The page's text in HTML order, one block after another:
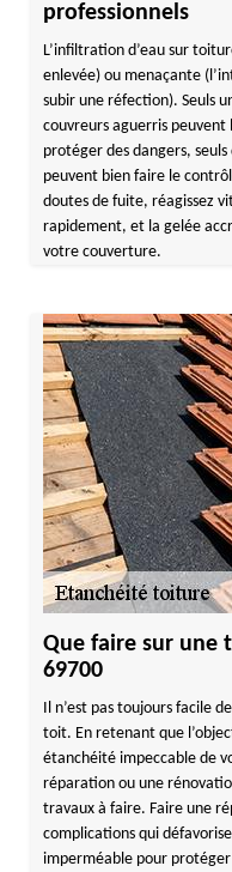
professionnels
L’infiltration d’eau sur
enlevée) ou menaçante
subir une réfection). Seuls
couvreurs aguerris peuvent
protéger des dangers,
peuvent bien faire le
doutes de fuite, réagissez
rapidement, et la gelée
votre couverture.
Que faire sur une
69700
Il n’est pas toujours facile
toit. En retenant que
étanchéité impeccable de
réparation ou une
travaux à faire. Faire une
complications qui
imperméable pour